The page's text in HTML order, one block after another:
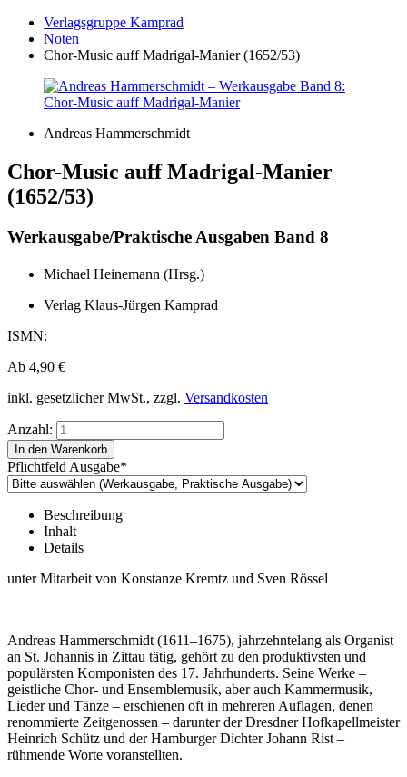
Verlagsgruppe Kamprad
Noten
Chor-Music auff Madrigal-Manier (1652/53)
Andreas Hammerschmidt
Chor-Music auff Madrigal-Manier
(1652/53)
Werkausgabe/Praktische Ausgaben Band 8
Michael Heinemann (Hrsg.)
Verlag Klaus-Jürgen Kamprad
ISMN:
Ab 4,90 €
inkl. gesetzlicher MwSt., zzgl. Versandkosten
Anzahl:
Pflichtfeld Ausgabe*
Beschreibung
Inhalt
Details
unter Mitarbeit von Konstanze Kremtz und Sven Rössel
Andreas Hammerschmidt (1611–1675), jahrzehntelang als Organist
an St. Johannis in Zittau tätig, gehört zu den produktivsten und
populärsten Komponisten des 17. Jahrhunderts. Seine Werke –
geistliche Chor- und Ensemblemusik, aber auch Kammermusik,
Lieder und Tänze – erschienen oft in mehreren Auflagen, denen
renommierte Zeitgenossen – darunter der Dresdner Hofkapellmeister
Heinrich Schütz und der Hamburger Dichter Johann Rist –
rühmende Worte voranstellten.